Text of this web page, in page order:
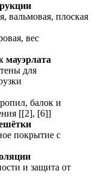
вальмовая, плоская
вес
мауэрлата
для
балок и
[[2], [6]]
покрытие с
и защита от